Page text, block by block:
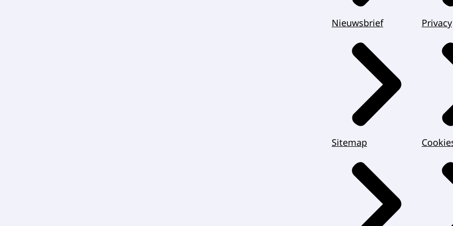
Nieuwsbrief
Sitemap
Privacy